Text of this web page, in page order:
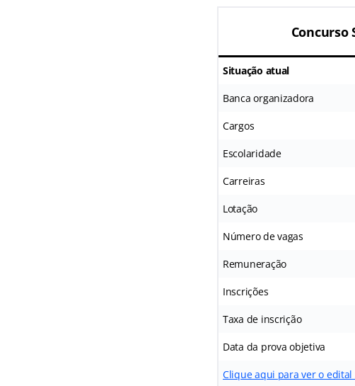
Concurso
Situação atual
Banca organizadora
Cargos
Escolaridade
Carreiras
Lotação
Número de vagas
Remuneração
Inscrições
Taxa de inscrição
Data da prova objetiva
Clique aqui para ver o edital